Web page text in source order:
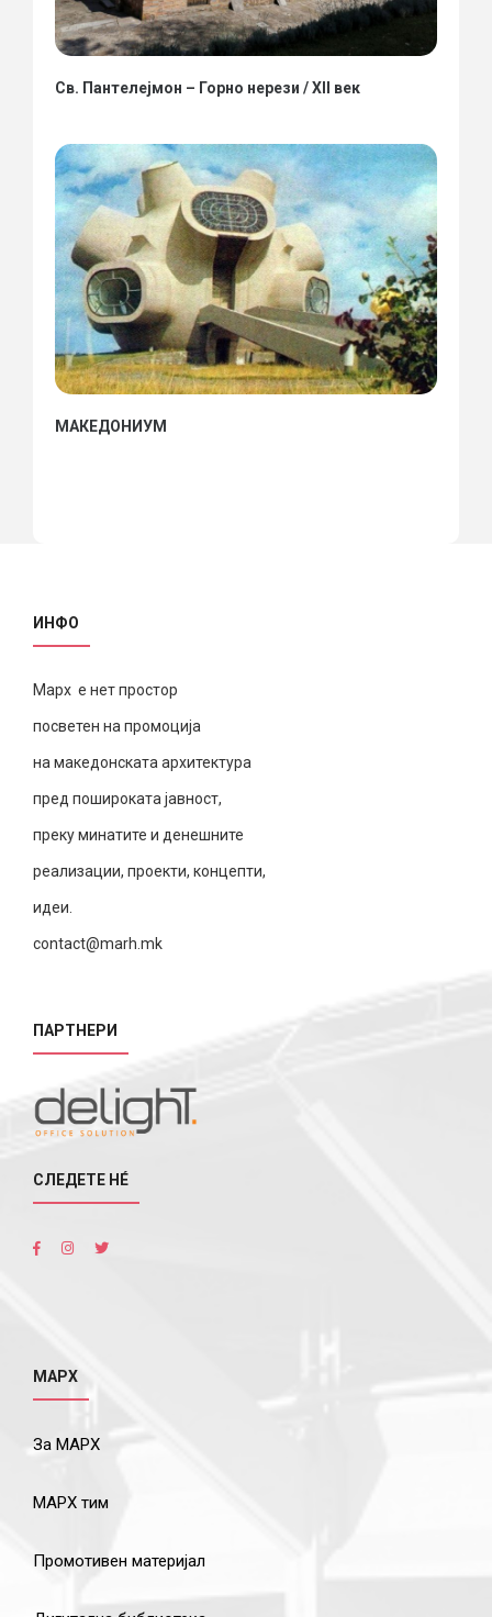
Св. Пантелејмон – Горно нерези / XII век
МАКЕДОНИУМ
ИНФО
Марх е нет простор
посветен на промоција
на македонската архитектура
пред пошироката јавност,
преку минатите и денешните
реализации, проекти, концепти,
идеи.
contact@marh.mk
ПАРТНЕРИ
СЛЕДЕТЕ НÉ
МАРХ
За МАРХ
МАРХ тим
Промотивен материјал